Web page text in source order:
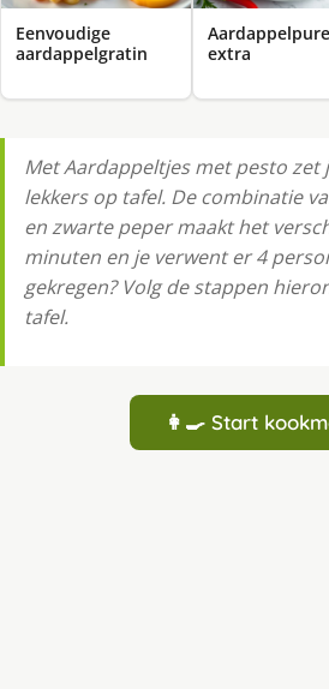
Eenvoudige
aardappelgratin
extra
Met Aardappeltjes met pesto zet
lekkers op tafel. De combinatie
en zwarte peper maakt het
minuten en je verwent er 4
gekregen? Volg de stappen
tafel.
👩‍🍳 Start